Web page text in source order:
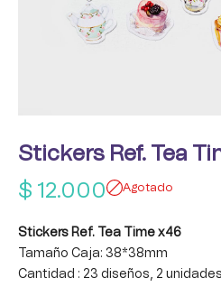
Stickers Ref. Tea
$ 12.000 Agotado
Stickers Ref. Tea Time x46
Tamaño Caja: 38*38mm
Cantidad : 23 diseños, 2